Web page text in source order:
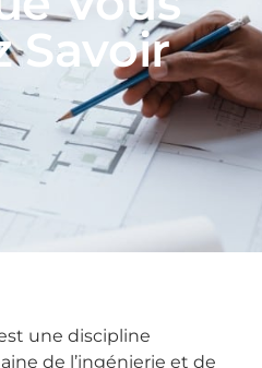
Savoir
une discipline
de l’ingénierie et de